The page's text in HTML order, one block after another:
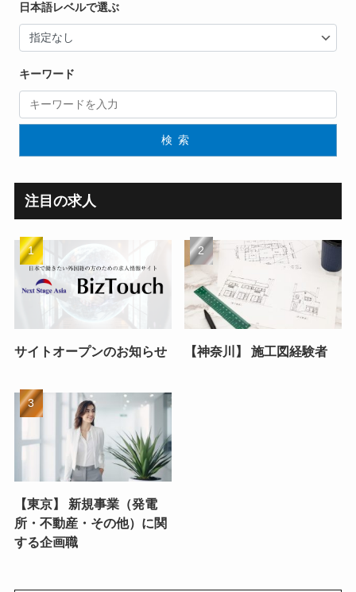
日本語レベルで選ぶ
キーワード
検索
注目の求人
サイトオープンのお知らせ 【神奈川】 施工図経験者
【東京】 新規事業（発電
所・不動産・その他）に関
する企画職